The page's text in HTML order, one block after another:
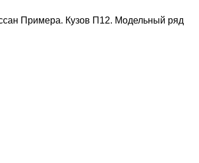
Примера. Кузов П12. Модельный ряд